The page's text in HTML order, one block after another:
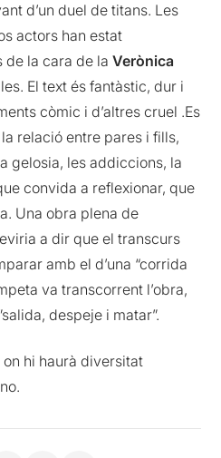
d’un duel de titans. Les
actors han estat
de la cara de laVerònica
El text és fantàstic, dur i
còmic i d’altres cruel .Es
relació entre pares i fills,
gelosia, les addiccions, la
convida a reflexionar, que
Una obra plena de
a dir que el transcurs
amb el d’una “corrida
va transcorrent l’obra,
despeje i matar”.
hi haurà diversitat